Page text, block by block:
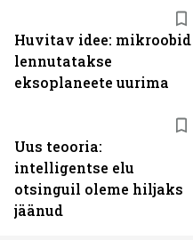
Huvitav idee: mikroobid
lennutatakse
eksoplaneete uurima
Uus teooria:
intelligentse elu
otsinguil oleme hiljaks
jäänud